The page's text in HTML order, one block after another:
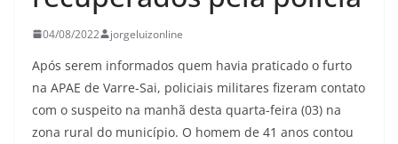
04/08/2022 jorgeluizonline
Após serem informados quem havia praticado o furto
na APAE de Varre-Sai, policiais militares fizeram contato
com o suspeito na manhã desta quarta-feira (03) na
zona rural do município. O homem de 41 anos contou